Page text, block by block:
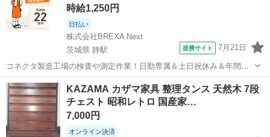
時給1,250円
日払い
株式会社BREXA Next
茨城県 静駅
提携サイト 7月21日
コネクタ製造工場の検査や測定作業！日勤専属＆土日祝休み＆年間休
日128日★クリーンルーム内作業★マイカー通勤OK＆無料駐車場あり
★就業先食堂利用可！日払い制度あり！《茨城県常陸大宮市》 人気の
工場のお仕事 ◇コネクタ製造工...
茨城 常陸大宮市 その他
KAZAMA カザマ家具 整理タンス 天然木 7段
チェスト 昭和レトロ 国産家…
7,000円
オンライン決済